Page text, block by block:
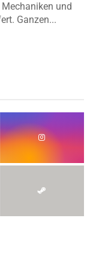
und
Ganzen...